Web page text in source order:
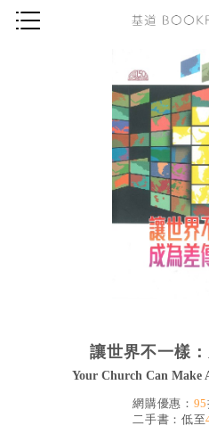
讀經／研經
聖經
信仰入門
教會歷史
靈修／禱告
社會／倫理
哲學／宗教比較
見證／傳記
讓世界不一樣
Your Church Can Make
網購優惠： 95
二手書：低至